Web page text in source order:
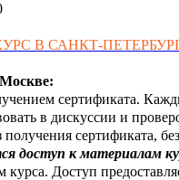
В САНКТ-
сертификата.
в дискуссии и
сертификата,
доступ к материалам
Доступ